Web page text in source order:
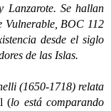
Lanzarote. Se hallan
Vulnerable, BOC 112
desde el siglo
de las Islas.
(1650-1718) relata
(lo está comparando